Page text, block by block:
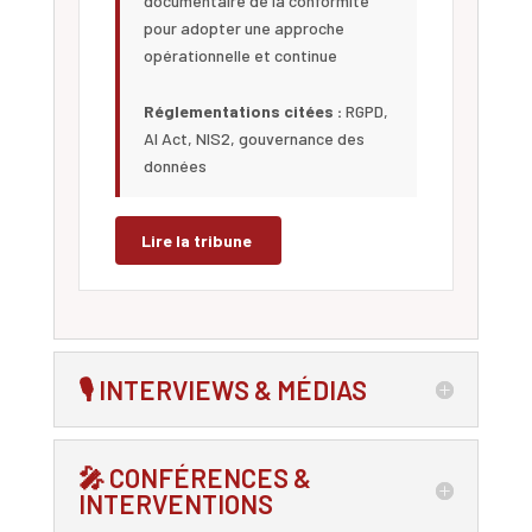
pour adopter une approche
opérationnelle et continue
Réglementations citées : RGPD,
AI Act, NIS2, gouvernance des
données
Lire la tribune
🎙️ INTERVIEWS & MÉDIAS
🎤 CONFÉRENCES &
INTERVENTIONS